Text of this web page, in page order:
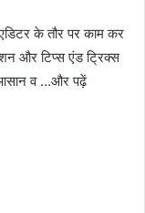
के तौर पर काम कर
और टिप्स एंड ट्रिक्स
व …और पढ़ें